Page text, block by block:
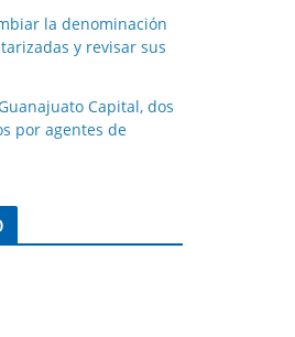
la denominación
y revisar sus
Capital, dos
por agentes de